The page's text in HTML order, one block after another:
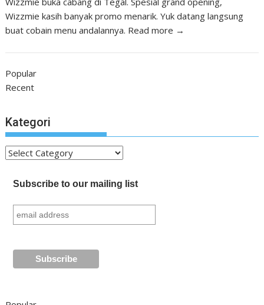
Wizzmie kasih banyak promo menarik. Yuk datang langsung
buat cobain menu andalannya. Read more →
Popular
Recent
Kategori
Kategori
Subscribe to our mailing list